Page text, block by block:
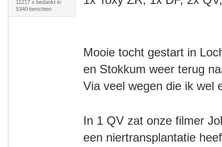
11217 x bedankt in
5340 berichten
Mooie tocht gestart in
en Stokkum weer terug
Via veel wegen die ik wel
In 1 QV zat onze filmer
een niertransplantatie